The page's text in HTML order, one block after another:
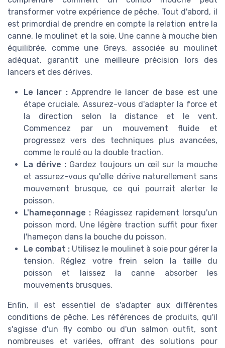
transformer votre expérience de pêche. Tout d'abord, il
est primordial de prendre en compte la relation entre la
canne, le moulinet et la soie. Une canne à mouche bien
équilibrée, comme une Greys, associée au moulinet
adéquat, garantit une meilleure précision lors des
lancers et des dérives.
Le lancer :Apprendre le lancer de base est une
étape cruciale. Assurez-vous d'adapter la force et
la direction selon la distance et le vent.
Commencez par un mouvement fluide et
progressez vers des techniques plus avancées,
comme le roulé ou la double traction.
La dérive : Gardez toujours un œil sur la mouche
et assurez-vous qu'elle dérive naturellement sans
mouvement brusque, ce qui pourrait alerter le
poisson.
L'hameçonnage : Réagissez rapidement lorsqu'un
poisson mord. Une légère traction suffit pour fixer
l'hameçon dans la bouche du poisson.
Le combat : Utilisez le moulinet à soie pour gérer la
tension. Réglez votre frein selon la taille du
poisson et laissez la canne absorber les
mouvements brusques.
Enfin, il est essentiel de s'adapter aux différentes
conditions de pêche. Les références de produits, qu'il
s'agisse d'un fly combo ou d'un salmon outfit, sont
nombreuses et variées, offrant des solutions pour